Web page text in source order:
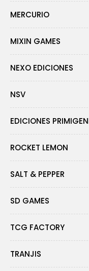
MERCURIO
MIXIN GAMES
NEXO EDICIONES
NSV
EDICIONES
ROCKET LEMON
SALT & PEPPER
SD GAMES
TCG FACTORY
TRANJIS